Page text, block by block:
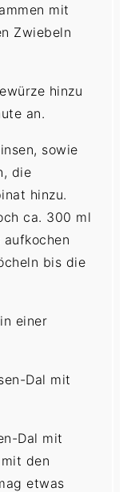
mit
Zwiebeln
hinzu
an.
sowie
die
hinzu.
ca. 300 ml
aufkochen
bis die
einer
Dal mit
Dal mit
den
etwas